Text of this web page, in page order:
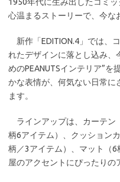
心温まるストーリーで、今な
新作「EDITION.4」では、
れたデザインに落とし込み、
めのPEANUTSインテリア”を
かな表情が、何気ない日常に
ます。
ラインアップは、カーテン
柄6アイテム）、クッション
柄／3アイテム）、マット（
屋のアクセントにぴったりの